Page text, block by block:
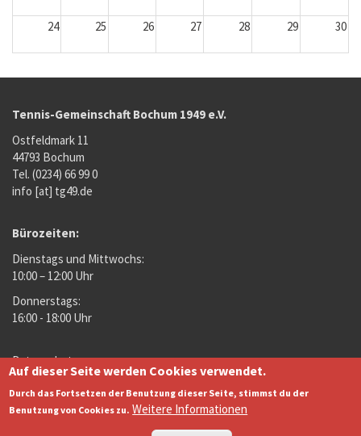
24 25 26 27 28 29 30
31 1 2 3 4 5 6
Tennis-Gemeinschaft Bochum 1949 e.V.
Ostfeldmark 11
44793 Bochum
Tel. (0234) 66 99 0
info [at] tg49.de
Bürozeiten:
Dienstags und Mittwochs:
10:00 – 12:00 Uhr
Donnerstags:
16:00 - 18:00 Uhr
Footer
menu
Datenschutz
Impressum
Links
DTB
NuLiga
Auf dieser Seite werden Cookies verwendet.
Durch das Fortsetzen der Benutzung dieser Seite, stimmst du der
Benutzung von Cookies zu. Weitere Informationen